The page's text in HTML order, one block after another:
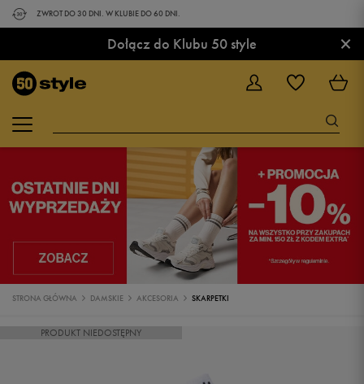
ZWROT DO 30 DNI. W KLUBIE DO 60 DNI.
Dołącz do Klubu 50 style ×
STRONA GŁÓWNA DAMSKIE AKCESORIA SKARPETKI
PRODUKT NIEDOSTĘPNY